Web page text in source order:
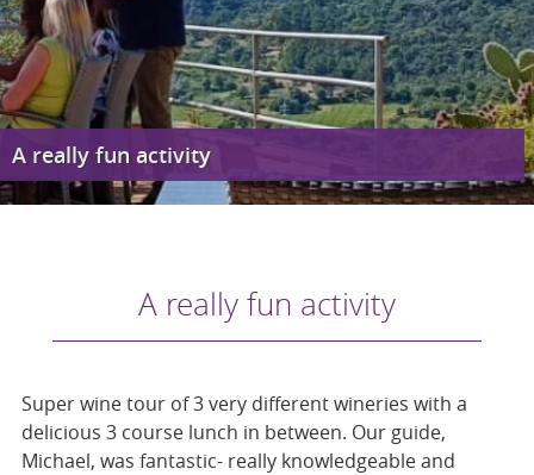
A really fun activity
A really fun activity
Super wine tour of 3 very different wineries with a
delicious 3 course lunch in between. Our guide,
Michael, was fantastic- really knowledgeable and